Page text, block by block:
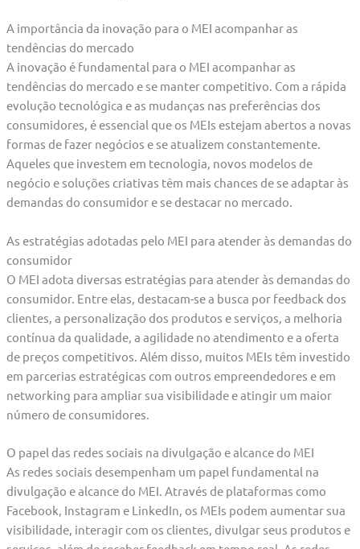
A importância da inovação para o MEI acompanhar as
tendências do mercado
A inovação é fundamental para o MEI acompanhar as
tendências do mercado e se manter competitivo. Com a rápida
evolução tecnológica e as mudanças nas preferências dos
consumidores, é essencial que os MEIs estejam abertos a novas
formas de fazer negócios e se atualizem constantemente.
Aqueles que investem em tecnologia, novos modelos de
negócio e soluções criativas têm mais chances de se adaptar às
demandas do consumidor e se destacar no mercado.
As estratégias adotadas pelo MEI para atender às demandas do
consumidor
O MEI adota diversas estratégias para atender às demandas do
consumidor. Entre elas, destacam-se a busca por feedback dos
clientes, a personalização dos produtos e serviços, a melhoria
contínua da qualidade, a agilidade no atendimento e a oferta
de preços competitivos. Além disso, muitos MEIs têm investido
em parcerias estratégicas com outros empreendedores e em
networking para ampliar sua visibilidade e atingir um maior
número de consumidores.
O papel das redes sociais na divulgação e alcance do MEI
As redes sociais desempenham um papel fundamental na
divulgação e alcance do MEI. Através de plataformas como
Facebook, Instagram e LinkedIn, os MEIs podem aumentar sua
visibilidade, interagir com os clientes, divulgar seus produtos e